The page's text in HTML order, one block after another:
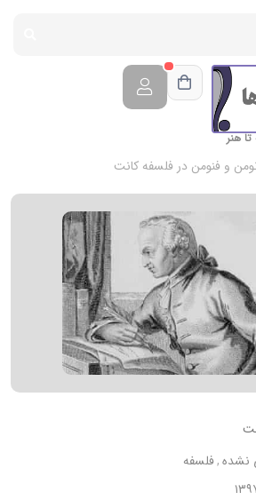
هنر
و فنومن در فلسفه كانت
نشده فلسفه